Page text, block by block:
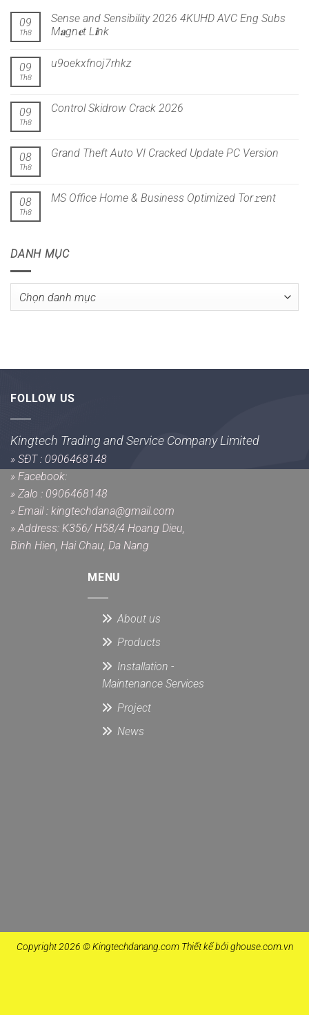
09
Th8
Sense and Sensibility 2026 4KUHD AVC Eng Subs
M𝐚gn𝐞t L𝐢nk
09
Th8
u9oekxfnoj7rhkz
09
Th8
Control Skidrow Crack 2026
08
Th8
Grand Theft Auto VI Cracked Update PC Version
08
Th8
MS Office Home & Business Optimized Tor𝚛ent
DANH MỤC
Danh
FOLLOW US
Kingtech Trading and Service Company Limited
» SĐT : 0906468148
» Facebook:
» Zalo : 0906468148
» Email : kingtechdana@gmail.com
» Address: K356/ H58/4 Hoang Dieu,
Binh Hien, Hai Chau, Da Nang
MENU
About us
Products
Installation -
Maintenance Services
Project
News
Copyright 2026 © Kingtechdanang.com Thiết kế bởi ghouse.com.vn